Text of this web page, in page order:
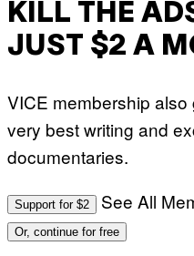
KILL THE
JUST $2 A
VICE membership
very best writing and
documentaries.
Support for $2 See All
Or, continue for free